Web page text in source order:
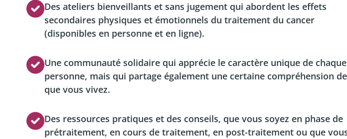
Des ateliers bienveillants et sans jugement qui abordent les effets
secondaires physiques et émotionnels du traitement du cancer
(disponibles en personne et en ligne).
Une communauté solidaire qui apprécie le caractère unique de chaque
personne, mais qui partage également une certaine compréhension
que vous vivez.
Des ressources pratiques et des conseils, que vous soyez en phase de
prétraitement, en cours de traitement, en post-traitement ou que